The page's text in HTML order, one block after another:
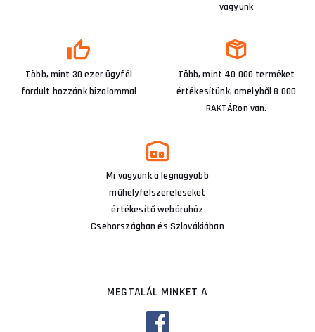
vagyunk
Több, mint 30 ezer ügyfél
fordult hozzánk bizalommal
Több, mint 40 000 terméket
értékesítünk, amelyből 8 000
RAKTÁRon van.
Mi vagyunk a legnagyobb
műhelyfelszereléseket
értékesítő webáruház
Csehországban és Szlovákiában
MEGTALÁL MINKET A